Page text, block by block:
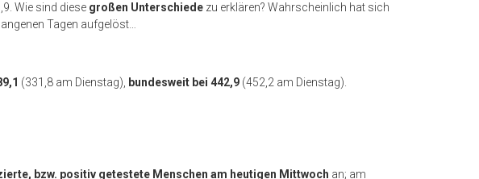
Wie sind diese großen Unterschiede zu erklären? Wahrscheinlich hat sich
Tagen aufgelöst…
(331,8 am Dienstag), bundesweit bei 442,9 (452,2 am Dienstag).
bzw. positiv getestete Menschen am heutigen Mittwoch an; am